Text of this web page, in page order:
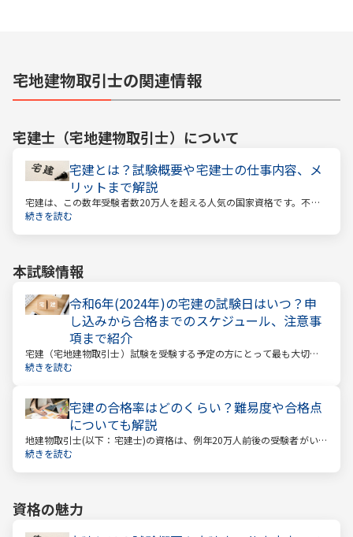
宅地建物取引士の関連情報
宅建士（宅地建物取引士） について
宅建とは？試験概要や宅建士の仕事内容、メ
リットまで解説
宅建は、この数年受験者数20万人を超える人気の国家資格です。不動
産業に携わる人をはじめ、他業種、学生、主婦まで、さまざまな方が
続きを読む
本試験情報
令和6年(2024年)の宅建の試験日はいつ？申
し込みから合格までのスケジュール、注意事
項まで紹介
宅建（宅地建物取引士）試験を受験する予定の方にとって最も大切な
情報は「試験日」です。いつから勉強を始めるか、もう始めているな
続きを読む
宅建の合格率はどのくらい？難易度や合格点
についても解説
地建物取引士(以下：宅建士)の資格は、例年20万人前後の受験者がいる
人気資格。 その試験の合格率は15～18%程度であり、過去10年の平均
続きを読む
資格の魅力